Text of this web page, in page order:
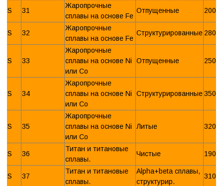
S 31
Жаропрочные
сплавы на основе Fe
Отпущенные 200
S 32
Жаропрочные
сплавы на основе Fe
Структурированные 280
S 33
Жаропрочные
сплавы на основе Ni
или Со
Отпущенные 250
S 34
Жаропрочные
сплавы на основе Ni
или Со
Структурированные350
S 35
Жаропрочные
сплавы на основе Ni
или Со
Литые 320
S 36
Титан и титановые
сплавы.
Чистые 190
S 37
Титан и титановые
сплавы.
Alpha+beta сплавы,
структурир.
310